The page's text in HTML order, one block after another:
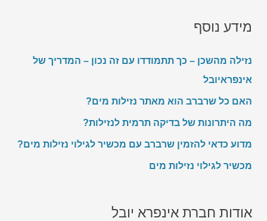
מידע נוסף
נזילה מהשכן – כך תתמודדו עם זה נכון – המדריך של
אינפראיובל
האם כל שרברב הוא מאתר נזילות מים?
מה היתרונות של בדיקה תרמית לנזילות?
מדוע כדאי להזמין שרברב עם מכשיר לגילוי נזילות מים?
מכשיר לגילוי נזילות מים
אודות חברת אינפרא יובל